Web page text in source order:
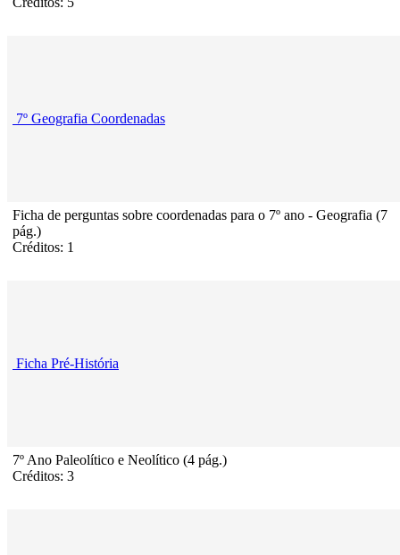
7º Geografia Coordenadas
Ficha de perguntas sobre coordenadas para o 7º ano - Geografia (7
pág.)
Créditos: 1
Ficha Pré-História
7º Ano Paleolítico e Neolítico (4 pág.)
Créditos: 3